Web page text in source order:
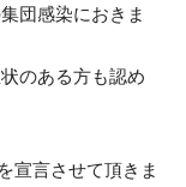
団感染におきま
のある方も認め
宣言させて頂きま